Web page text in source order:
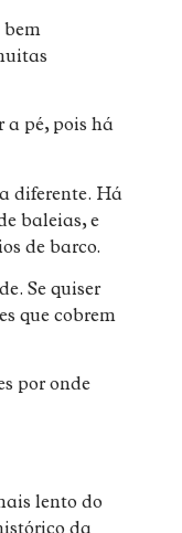
bem
a pé, pois há
diferente. Há
baleias, e
de barco.
Se quiser
que cobrem
por onde
lento do